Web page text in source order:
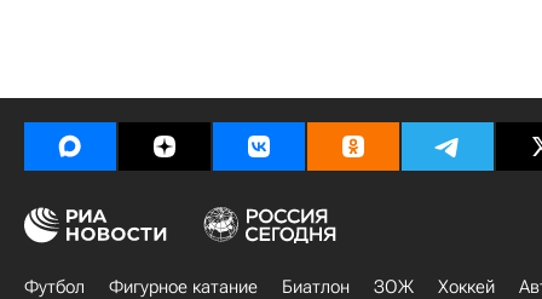
Футбол Фигурное катание Биатлон ЗОЖ Хоккей